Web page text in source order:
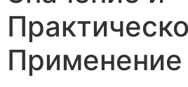
Применение